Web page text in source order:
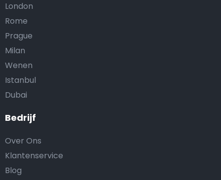
Bedrijf
Over Ons
Klantenservice
Blog
London
Rome
Prague
Milan
Wenen
Istanbul
Dubai